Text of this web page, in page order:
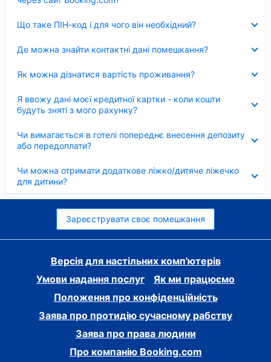
Що таке ПІН-код і для чого він необхідний?
Де можна знайти контактні дані помешкання?
Як можна дізнатися вартість проживання?
Я ввожу дані моєї кредитної картки - коли кошти
будуть зняті з мого рахунку?
Чи вимагається в готелі попереднє внесення депозиту
або передоплати?
Чи можна отримати додаткове ліжко/дитяче ліжечко
для дитини?
Зареєструвати своє помешкання
Версія для настільних комп'ютерів
Умови надання послуг
Як ми працюємо
Положення про конфіденційність
Заява про протидію сучасному рабству
Заява про права людини
Про компанію Booking.com